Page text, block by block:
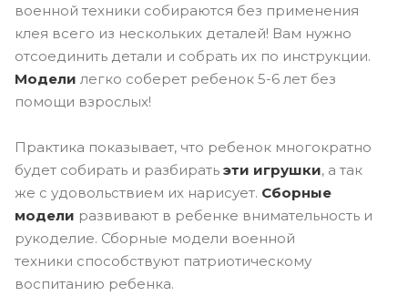
военной техники собираются без применения
клея всего из нескольких деталей! Вам нужно
отсоединить детали и собрать их по инструкции.
Модели легко соберет ребенок 5-6 лет без
помощи взрослых!
Практика показывает, что ребенок многократно
будет собирать и разбирать эти игрушки, а так
же с удовольствием их нарисует. Сборные
модели развивают в ребенке внимательность и
рукоделие. Сборные модели военной
техники способствуют патриотическому
воспитанию ребенка.